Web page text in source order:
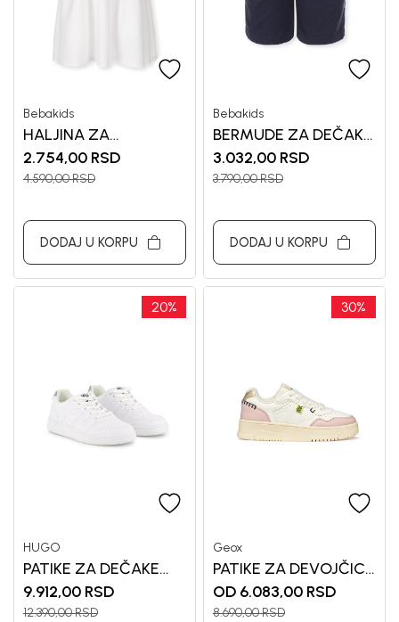
Bebakids
HALJINA ZA
DEVOJČICE AURORA
2.754,00 RSD
4.590,00RSD
DODAJ U KORPU
Bebakids
BERMUDE ZA DEČAKE
ALAN
3.032,00 RSD
3.790,00RSD
DODAJ U KORPU
20%
HUGO
PATIKE ZA DEČAKE
HUGO
9.912,00 RSD
12.390,00RSD
30%
Geox
PATIKE ZA DEVOJČICE
GEOX
OD 6.083,00 RSD
8.690,00RSD